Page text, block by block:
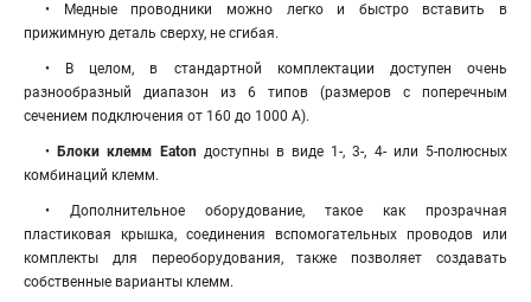
• Медные проводники можно легко и быстро вставить в
прижимную деталь сверху, не сгибая.
• В целом, в стандартной комплектации доступен очень
разнообразный диапазон из 6 типов (размеров с поперечным
сечением подключения от 160 до 1000 A).
• Блоки клемм Eaton доступны в виде 1-, 3-, 4- или 5-полюсных
комбинаций клемм.
• Дополнительное оборудование, такое как прозрачная
пластиковая крышка, соединения вспомогательных проводов или
комплекты для переоборудования, также позволяет создавать
собственные варианты клемм.